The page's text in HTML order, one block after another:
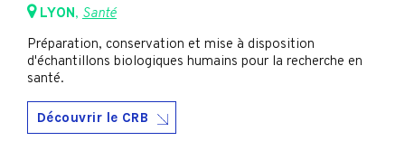
LYON, Santé
Préparation, conservation et mise à disposition
d'échantillons biologiques humains pour la recherche en
santé.
Découvrir le CRB